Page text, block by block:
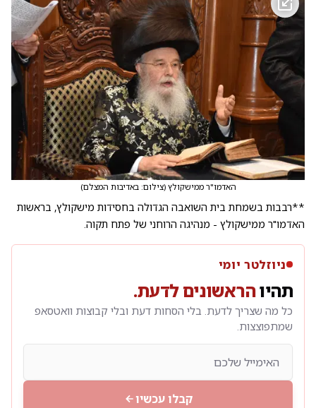
האדמו"ר ממישקולץ (צילום: באדיבות המצלם)
**רבבות בשמחת בית השואבה הגדולה בחסידות מישקולץ, בראשות
האדמו"ר ממישקולץ - מנהיגה הרוחני של פתח תקוה.
ניוזלטר יומי
תהיוהראשונים לדעת.
כל מה שצריך לדעת. בלי הסחות דעת ובלי קבוצות וואטסאפ
שמתפוצצות.
קבלו עכשיו